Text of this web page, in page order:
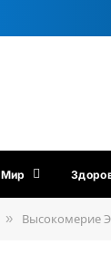
Мир
» Высокомерие